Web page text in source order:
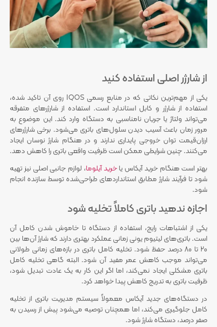
از شارژر اصلی استفاده کنید
یکی از مهم‌ترین نکاتی که در منابع رسمی IQOS روی آن تاکید شده،
استفاده از شارژر و کابل استاندارد است. استفاده از شارژرهای متفرقه
می‌تواند ولتاژ یا جریان نامناسبی به دستگاه وارد کند. این موضوع به
مرور زمان باعث آسیب دیدن سلول‌های باتری می‌شود. برخی شارژرهای
ارزان‌قیمت توان خروجی پایداری ندارند و در هنگام شارژ نوسان ایجاد
می‌کنند. چنین شرایطی ممکن است ظرفیت واقعی باتری را کاهش دهد.
بهتر است هنگام خرید آیکاس یاخرید آیلوما، لوازم جانبی اصلی نیز تهیه
شود تا فرآیند شارژ مطابق استانداردهای طراحی‌شده توسط سازنده انجام
شود.
اجازه ندهید باتری کاملاً تخلیه شود
یکی از اشتباهات رایج، استفاده از دستگاه تا خاموش شدن کامل آن
است. باتری‌های لیتیوم یونی زمانی عملکرد بهتری دارند که شارژ آن‌ها بین
20 تا 80 درصد حفظ شود. تخلیه کامل باتری در بازه‌های زمانی طولانی
می‌تواند موجب کاهش عمر مفید آن شود. البته گاهی تخلیه کامل
باتری مشکلی ایجاد نمی‌کند، اما اگر این کار به یک عادت تبدیل شود،
ظرفیت باتری به تدریج کاهش پیدا خواهد کرد.
در دستگاه‌های جدید آیکاس معمولاً سیستم مدیریت باتری از تخلیه
کامل جلوگیری می‌کند، اما همچنان توصیه می‌شود پیش از رسیدن به
صفر درصد، دستگاه شارژ شود.